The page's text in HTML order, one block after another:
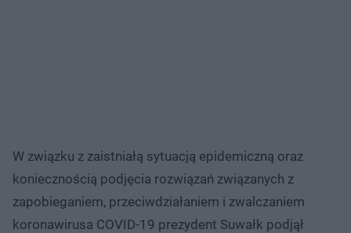
W związku z zaistniałą sytuacją epidemiczną oraz
koniecznością podjęcia rozwiązań związanych z
zapobieganiem, przeciwdziałaniem i zwalczaniem
koronawirusa COVID-19 prezydent Suwałk podjął